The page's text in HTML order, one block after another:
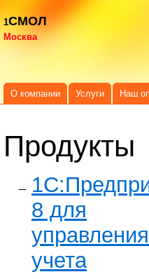
1СМОЛ
Москва
О компании Услуги Наш
Продукты
8 для
учета